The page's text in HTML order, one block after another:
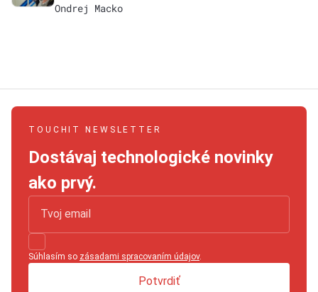
Ondrej Macko
TOUCHIT NEWSLETTER
Dostávaj technologické novinky
ako prvý.
Súhlasím so zásadami spracovaním údajov.
Potvrdiť